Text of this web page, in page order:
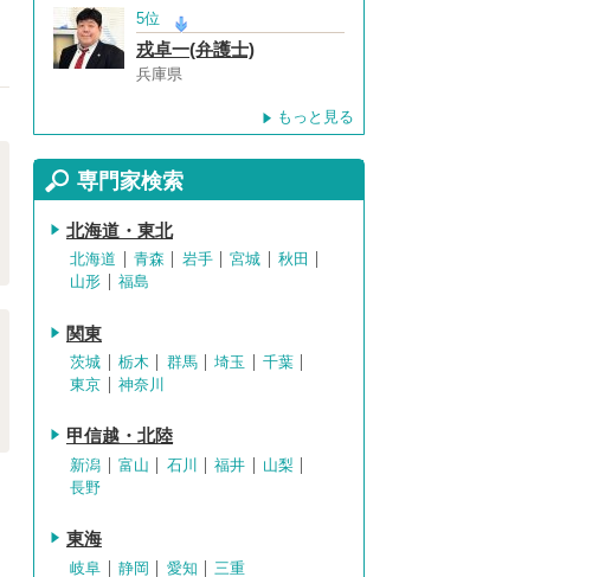
5位
戎卓一(弁護士)
兵庫県
もっと見る
専門家検索
北海道・東北
北海道 青森 岩手 宮城
秋田
山形
福島
関東
茨城 栃木 群馬 埼玉
千葉
東京
神奈川
甲信越・北陸
新潟 富山 石川 福井
山梨
長野
東海
岐阜 静岡 愛知 三重